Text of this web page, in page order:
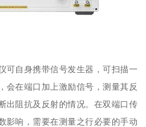
可自身携带信号发生器，可扫描一
会在端口加上激励信号，测量其反
出阻抗及反射的情况。在双端口传
影响，需要在测量之行必要的手动